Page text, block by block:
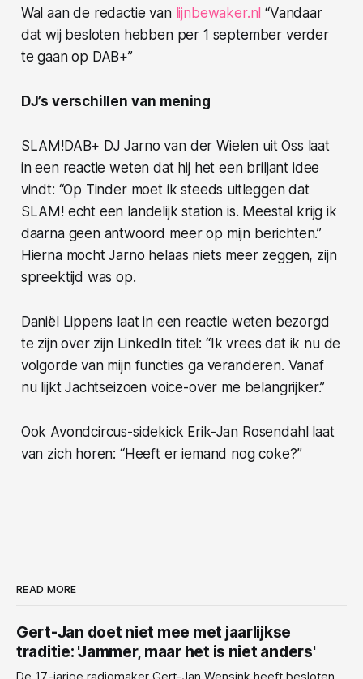
Wal aan de redactie van lijnbewaker.nl “Vandaar
dat wij besloten hebben per 1 september verder
te gaan op DAB+”
DJ’s verschillen van mening
SLAM!DAB+ DJ Jarno van der Wielen uit Oss laat
in een reactie weten dat hij het een briljant idee
vindt: “Op Tinder moet ik steeds uitleggen dat
SLAM! echt een landelijk station is. Meestal krijg ik
daarna geen antwoord meer op mijn berichten.”
Hierna mocht Jarno helaas niets meer zeggen, zijn
spreektijd was op.
Daniël Lippens laat in een reactie weten bezorgd
te zijn over zijn LinkedIn titel: “Ik vrees dat ik nu de
volgorde van mijn functies ga veranderen. Vanaf
nu lijkt Jachtseizoen voice-over me belangrijker.”
Ook Avondcircus-sidekick Erik-Jan Rosendahl laat
van zich horen: “Heeft er iemand nog coke?”
READ MORE
Gert-Jan doet niet mee met jaarlijkse
traditie: 'Jammer, maar het is niet anders'